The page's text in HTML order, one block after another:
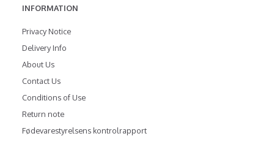
INFORMATION
Privacy Notice
Delivery Info
About Us
Contact Us
Conditions of Use
Return note
Fødevarestyrelsens kontrolrapport